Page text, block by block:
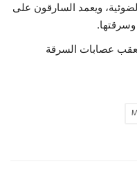
ويعمد السارقون على
تعقب عصابات السرقة